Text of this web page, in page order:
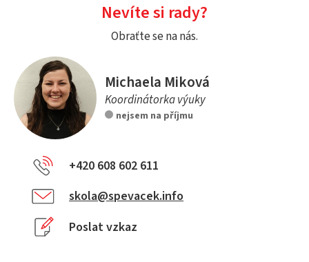
Nevíte si rady?
Obraťte se na nás.
Michaela Miková
Koordinátorka výuky
nejsem na příjmu
+420 608 602 611
skola@spevacek.info
Poslat vzkaz